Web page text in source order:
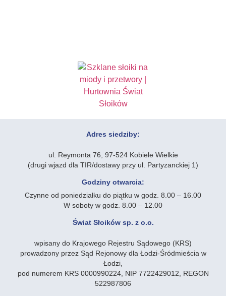
Adres siedziby:
ul. Reymonta 76, 97-524 Kobiele Wielkie
(drugi wjazd dla TIR/dostawy przy ul. Partyzanckiej 1)
Godziny otwarcia:
Czynne od poniedziałku do piątku w godz. 8.00 – 16.00
W soboty w godz. 8.00 – 12.00
Świat Słoików sp. z o.o.
wpisany do Krajowego Rejestru Sądowego (KRS)
prowadzony przez Sąd Rejonowy dla Łodzi-Śródmieścia w
Łodzi,
pod numerem KRS 0000990224, NIP 7722429012, REGON
522987806